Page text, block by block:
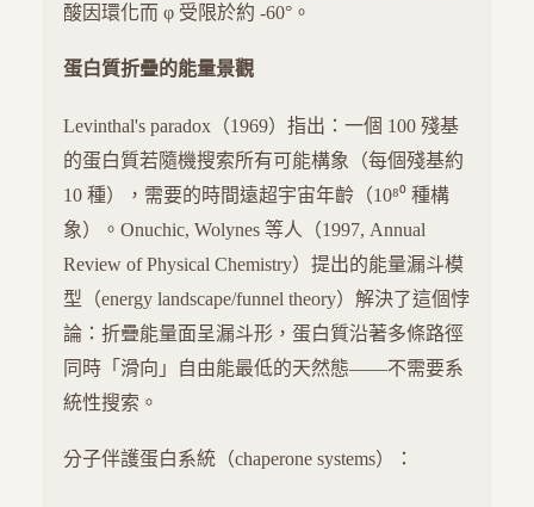
酸因環化而 φ 受限於約 -60°。
蛋白質折疊的能量景觀
Levinthal's paradox（1969）指出：一個 100 殘基
的蛋白質若隨機搜索所有可能構象（每個殘基約
10 種），需要的時間遠超宇宙年齡（10⁸⁰ 種構
象）。Onuchic, Wolynes 等人（1997, Annual
Review of Physical Chemistry）提出的能量漏斗模
型（energy landscape/funnel theory）解決了這個悖
論：折疊能量面呈漏斗形，蛋白質沿著多條路徑
同時「滑向」自由能最低的天然態——不需要系
統性搜索。
分子伴護蛋白系統（chaperone systems）：